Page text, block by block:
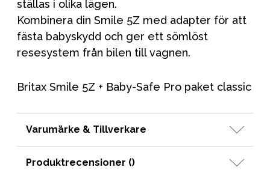
ställas i olika lägen.
Kombinera din Smile 5Z med adapter för att
fästa babyskydd och ger ett sömlöst
resesystem från bilen till vagnen.
Britax Smile 5Z + Baby-Safe Pro paket classic
Varumärke & Tillverkare
Produktrecensioner ()